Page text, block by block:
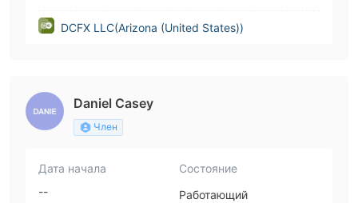
DCFX LLC(Arizona (United States))
Daniel Casey
Член
Дата начала
--
Состояние
Работающий